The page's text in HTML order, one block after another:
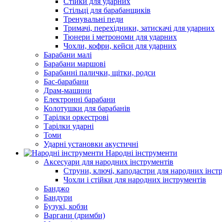
Стільці для барабанщиків
Тренувальні педи
Тримачі, перехідники, затискачі для ударних
Тюнери і метрономи для ударних
Чохли, кофри, кейси для ударних
Барабани малі
Барабани маршові
Барабанні палички, щітки, родси
Бас-барабани
Драм-машини
Електронні барабани
Колотушки для барабанів
Тарілки оркестрові
Тарілки ударні
Томи
Ударні установки акустичні
Народні інструменти
Аксесуари для народних інструментів
Струни, ключі, каподастри для народних
Чохли і стійки для народних інструментів
Банджо
Бандури
Бузукі, кобзи
Варгани (дримби)